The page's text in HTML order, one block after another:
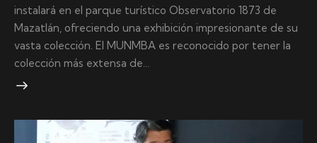
instalará en el parque turístico Observatorio 1873 de
Mazatlán, ofreciendo una exhibición impresionante de su
vasta colección. El MUNMBA es reconocido por tener la
colección más extensa de…